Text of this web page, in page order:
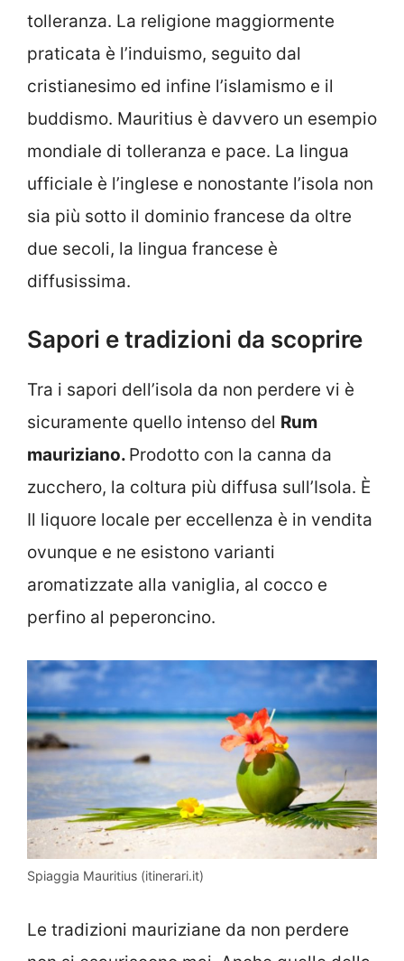
tolleranza. La religione maggiormente
praticata è l’induismo, seguito dal
cristianesimo ed infine l’islamismo e il
buddismo. Mauritius è davvero un esempio
mondiale di tolleranza e pace. La lingua
ufficiale è l’inglese e nonostante l’isola non
sia più sotto il dominio francese da oltre
due secoli, la lingua francese è
diffusissima.
Sapori e tradizioni da scoprire
Tra i sapori dell’isola da non perdere vi è
sicuramente quello intenso del Rum
mauriziano. Prodotto con la canna da
zucchero, la coltura più diffusa sull’Isola. È
Il liquore locale per eccellenza è in vendita
ovunque e ne esistono varianti
aromatizzate alla vaniglia, al cocco e
perfino al peperoncino.
Spiaggia Mauritius (itinerari.it)
Le tradizioni mauriziane da non perdere